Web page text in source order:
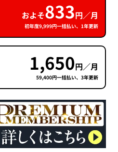
およそ833円／月
初年度9,999円一括払い、1年更新
1,650円／月
59,400円一括払い、3年更新